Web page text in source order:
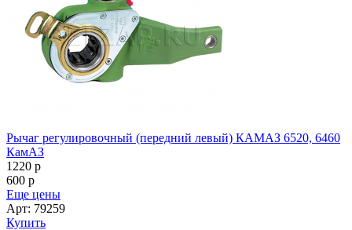
Рычаг регулировочный (передний левый) КАМАЗ 6520, 6460
КамАЗ
1220 p
600 p
Еще цены
Арт: 79259
Купить